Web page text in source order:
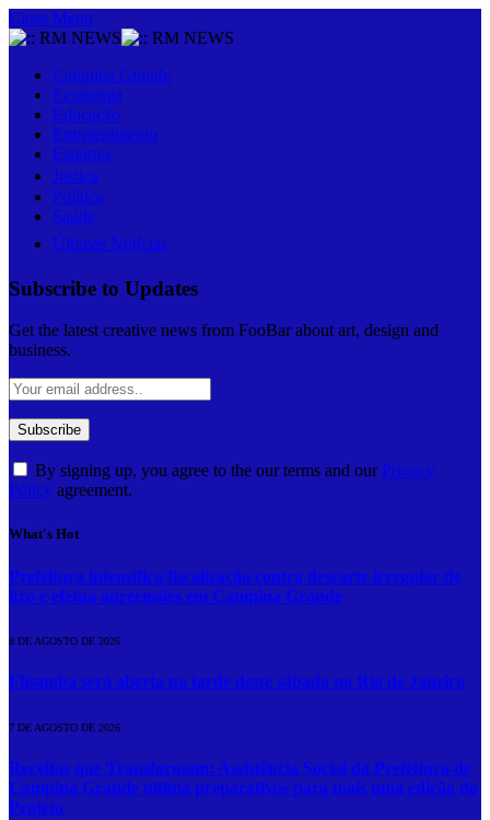
Close Menu
Campina Grande
Economia
Educação
Entretenimento
Esportes
Justiça
Política
Saúde
Últimas Notícias
Subscribe to Updates
Get the latest creative news from FooBar about art, design and
business.
By signing up, you agree to the our terms and our Privacy
Policy agreement.
What's Hot
Prefeitura intensifica fiscalização contra descarte irregular de
lixo e efetua apreensões em Campina Grande
8 DE AGOSTO DE 2026
Flisamba será aberta na tarde deste sábado no Rio de Janeiro
7 DE AGOSTO DE 2026
Receitas que Transformam: Assistência Social da Prefeitura de
Campina Grande ultima preparativos para mais uma edição do
Projeto